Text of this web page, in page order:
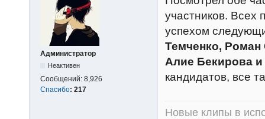
Администратор
Неактивен
Сообщений: 8,926
Спасибо: 217
участников. Всех
успехом
Темченко,
Алие Бекирова и
кандидатов, все
Новые клипы в